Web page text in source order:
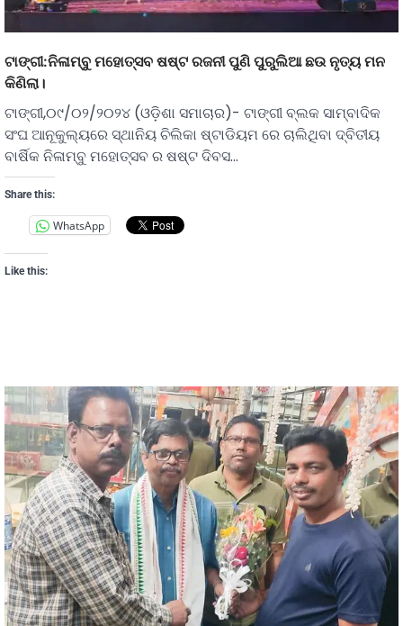
ଟାଙ୍ଗୀ:ନିଳାମ୍ବୁ ମହୋତ୍ସବ ଷଷ୍ଟ ରଜନୀ ପୁଣି ପୁରୁଲିଆ ଛଉ ନୃତ୍ୟ ମନ
କିଣିଲା।
ଟାଙ୍ଗୀ,୦୯/୦୨/୨୦୨୪ (ଓଡ଼ିଶା ସମାଚାର)- ଟାଙ୍ଗୀ ବ୍ଲକ ସାମ୍ବାଦିକ
ସଂଘ ଆନୂକୁଲ୍ୟରେ ସ୍ଥାନିୟ ଚିଲିକା ଷ୍ଟାଡିୟମ ରେ ଚାଲିଥିବା ଦ୍ବିତୀୟ
ବାର୍ଷିକ ନିଳାମ୍ବୁ ମହୋତ୍ସବ ର ଷଷ୍ଟ ଦିବସ…
Share this:
WhatsApp
Like this: